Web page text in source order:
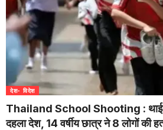
देश- विदेश
Thailand School Shooting :
दहला देश, 14 वर्षीय छात्र ने 8 लोगों की